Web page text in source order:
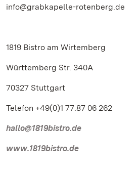
info@grabkapelle-rotenberg.de
1819 Bistro am Wirtemberg
Württemberg Str. 340A
70327 Stuttgart
Telefon +49(0)1 77.87 06 262
hallo@1819bistro.de
www.1819bistro.de